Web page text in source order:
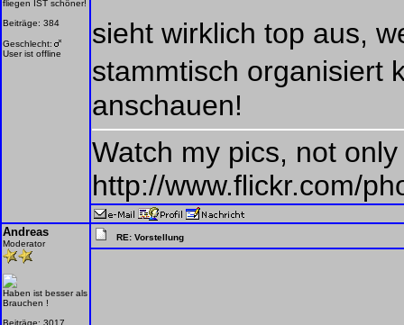
fliegen IST schöner!
Beiträge: 384
Geschlecht:
User ist offline
sieht wirklich top aus,
stammtisch organisiert
anschauen!
Watch my pics, not
http://www.flickr.com/
Andreas
Moderator
Haben ist besser als
Brauchen !
Beiträge: 3017
RE: Vorstellung